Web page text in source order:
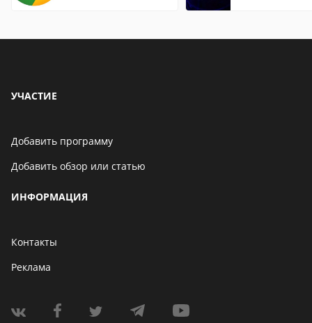
УЧАСТИЕ
Добавить программу
Добавить обзор или статью
ИНФОРМАЦИЯ
Контакты
Реклама